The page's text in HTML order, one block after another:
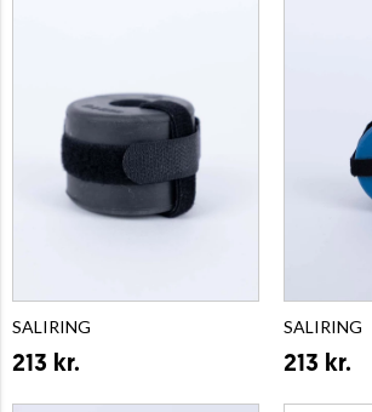
SALIRING
213 kr.
SALIRING
213 kr.